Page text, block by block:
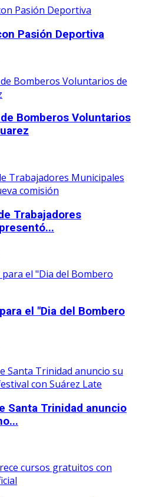
Pasión Deportiva
Bomberos Voluntarios
Trabajadores
el "Dia del Bombero
Santa Trinidad anuncio